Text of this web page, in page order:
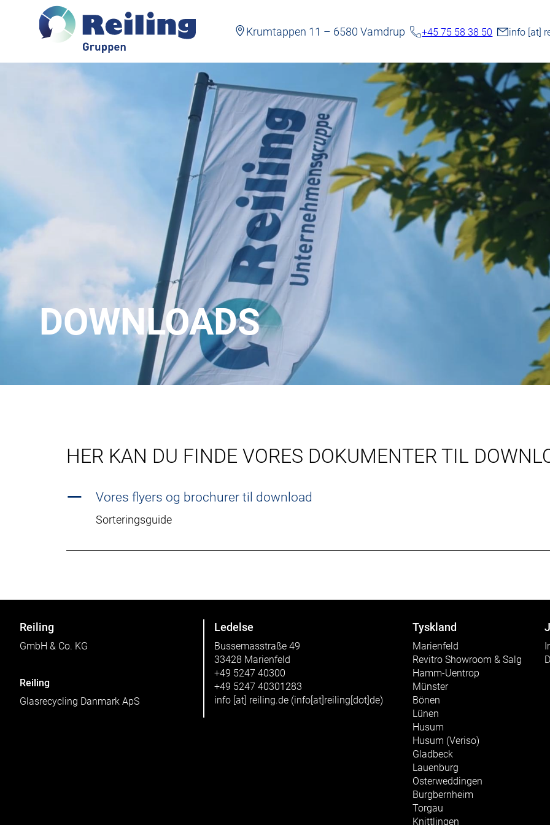
Krumtappen 11 – 6580 Vamdrup +45 75 58 38 50 info [at]
DOWNLOADS
HER KAN DU FINDE VORES DOKUMENTER TIL
Vores flyers og brochurer til download
Sorteringsguide
Reiling
GmbH & Co. KG
Reiling
Glasrecycling Danmark ApS
Ledelse
Bussemasstraße 49
33428 Marienfeld
+49 5247 40300
+49 5247 40301283
info [at] reiling.de (info[at]reiling[dot]de)
Tyskland
Marienfeld
Revitro Showroom & Salg
Hamm-Uentrop
Münster
Bönen
Lünen
Husum
Husum (Veriso)
Gladbeck
Lauenburg
Osterweddingen
Burgbernheim
Torgau
Knittlingen